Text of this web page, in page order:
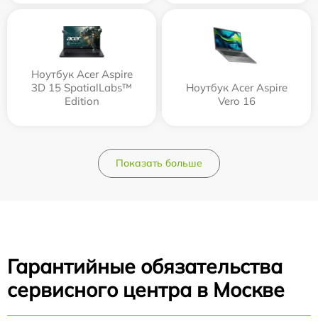
Ноутбук Acer Aspire
3D 15 SpatialLabs™
Edition
Ноутбук Acer Aspire
Vero 16
Показать больше
Гарантийные обязательства
сервисного центра в Москве